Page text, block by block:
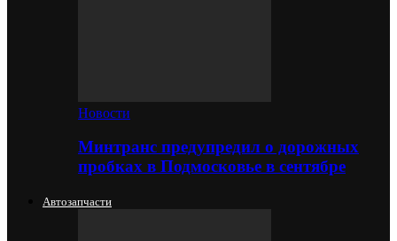
Новости
Минтранс предупредил о дорожных
пробках в Подмосковье в сентябре
Автозапчасти